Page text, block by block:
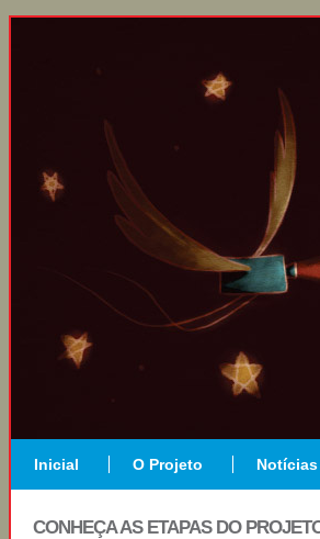
Inicial O Projeto Notícias
CONHEÇA AS ETAPAS DO